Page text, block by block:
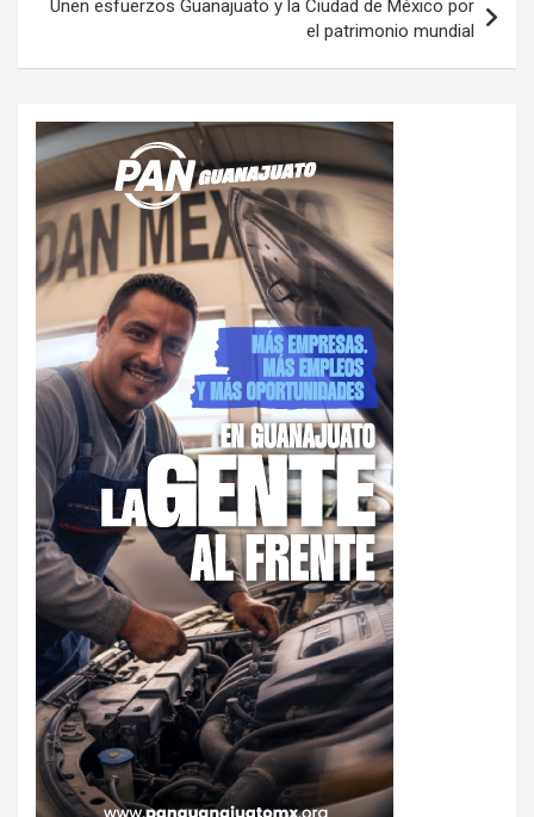
Unen esfuerzos Guanajuato y la Ciudad de México por
el patrimonio mundial